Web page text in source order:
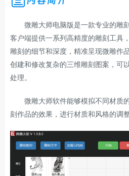
微雕大师电脑版是一款专业的雕
客户端提供一系列高精度的雕刻工具
雕刻的细节和深度，精准呈现微雕作
创建和修改复杂的三维雕刻图案，可
处理。
微雕大师软件能够模拟不同材质
刻作品的效果，进行材质和风格的调整